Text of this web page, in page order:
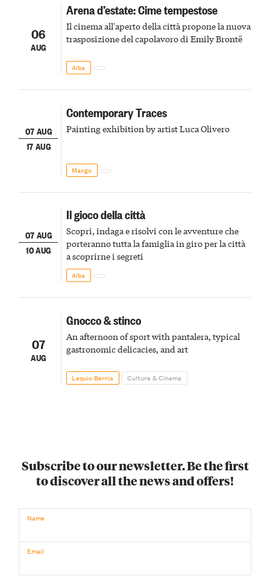
06
AUG
Arena d’estate: Cime tempestose
Il cinema all'aperto della città propone la nuova
trasposizione del capolavoro di Emily Brontë
Alba
07 AUG
17 AUG
Contemporary Traces
Painting exhibition by artist Luca Olivero
Mango
07 AUG
10 AUG
Il gioco della città
Scopri, indaga e risolvi con le avventure che
porteranno tutta la famiglia in giro per la città
a scoprirne i segreti
Alba
07
AUG
Gnocco & stinco
An afternoon of sport with pantalera, typical
gastronomic delicacies, and art
Lequio Berria Culture & Cinema
Subscribe to our newsletter. Be the first
to discover all the news and offers!
Name
Email